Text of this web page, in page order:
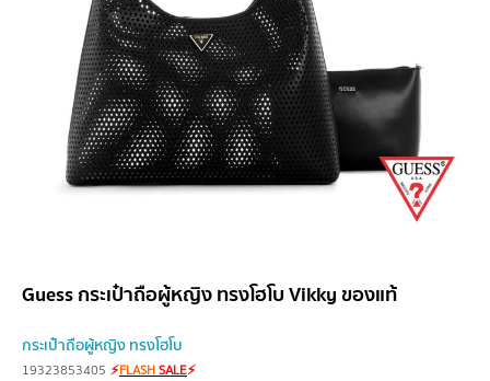
Guess กระเป๋าถือผู้หญิง ทรงโฮโบ Vikky ของแท้
กระเป๋าถือผู้หญิง ทรงโฮโบ
19323853405 ⚡FLASHSALE⚡